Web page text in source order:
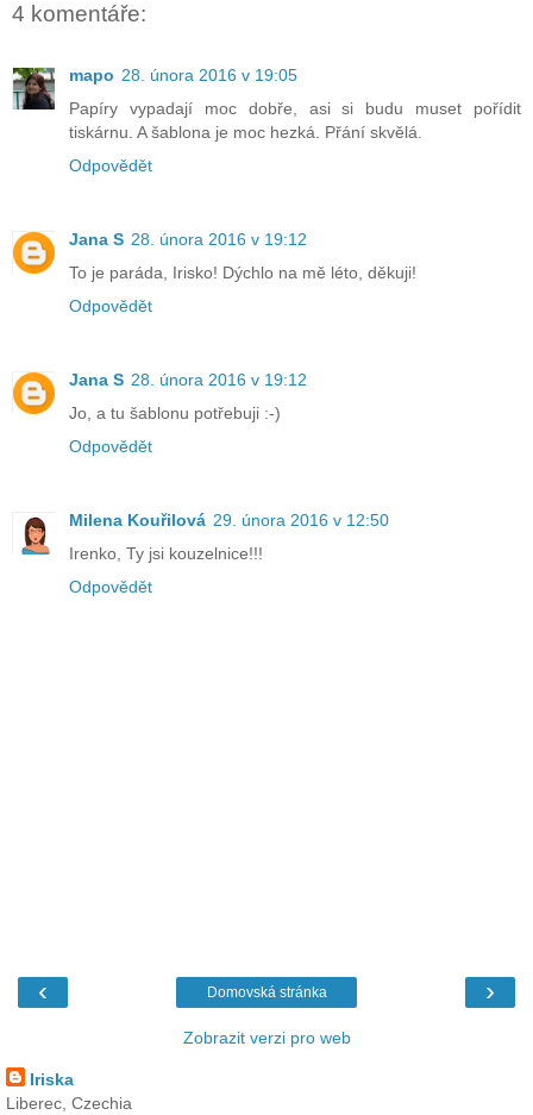
4 komentáře:
mapo 28. února 2016 v 19:05
Papíry vypadají moc dobře, asi si budu muset pořídit
tiskárnu. A šablona je moc hezká. Přání skvělá.
Odpovědět
Jana S 28. února 2016 v 19:12
To je paráda, Irisko! Dýchlo na mě léto, děkuji!
Odpovědět
Jana S 28. února 2016 v 19:12
Jo, a tu šablonu potřebuji :-)
Odpovědět
Milena Kouřilová 29. února 2016 v 12:50
Irenko, Ty jsi kouzelnice!!!
Odpovědět
‹ ›
Domovská stránka
Zobrazit verzi pro web
Iriska
Liberec, Czechia